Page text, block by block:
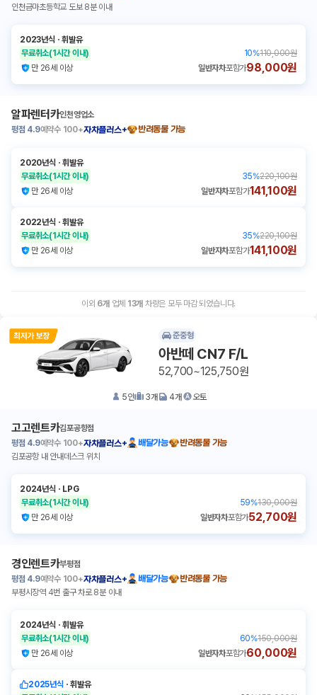
인천금마초등학교 도보 8분 이내
2023년식 ㆍ휘발유
무료취소(1시간 이내) 10%110,000원
만 26세 이상
일반자차포함가98,000원
알파렌터카인천영업소
평점 4.9예약수 100+자차플러스+ 반려동물 가능
2020년식 ㆍ휘발유
무료취소(1시간 이내) 35%220,100원
만 26세 이상
일반자차포함가141,100원
2022년식 ㆍ휘발유
무료취소(1시간 이내) 35%220,100원
만 26세 이상
일반자차포함가141,100원
이외 6개 업체 13개 차량은 모두 마감 되었습니다.
준중형
아반떼 CN7 F/L
52,700~125,750원
5인 3개 4개 오토
고고렌트카김포공항점
평점 4.9예약수 100+자차플러스+ 배달가능
반려동물 가능
김포공항 내 안내데스크 위치
2024년식 ㆍ LPG
무료취소(1시간 이내) 59%130,000원
만 26세 이상
일반자차포함가52,700원
경인렌트카부평점
평점 4.9예약수 100+자차플러스+ 배달가능
반려동물 가능
부평시장역 4번 출구 차로 8분 이내
2024년식 ㆍ휘발유
무료취소(1시간 이내) 60%150,000원
만 26세 이상
일반자차포함가60,000원
2025년식 ㆍ휘발유